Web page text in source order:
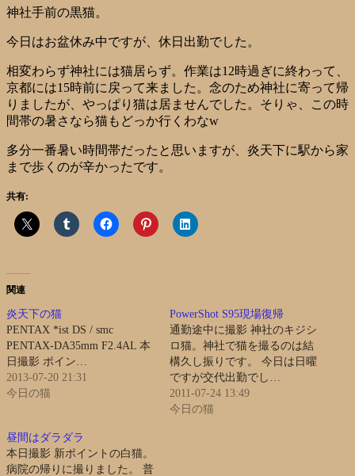
神社手前の黒猫。
今日はお盆休み中ですが、休日出勤でした。
相変わらず神社には猫居らず。作業は12時過ぎに終わって、
京都には15時前に戻って来ました。念のため神社に寄って帰
りましたが、やっぱり猫は居ませんでした。そりゃ、この時
間帯の暑さなら猫もどっか行くわなw
多分一番暑い時間帯だったと思いますが、炎天下に駅から家
まで歩くのが辛かったです。
共有:
関連
炎天下の猫
PENTAX *ist DS / smc
PENTAX-DA35mm F2.4AL 本
日撮影 ポイン…
2013-07-20 21:31
今日の猫
PowerShot S95現場復帰
通勤途中に撮影 神社のキジシ
ロ猫。神社で猫を撮るのは結
構久し振りです。 今日は日曜
ですが交代出勤でし…
2011-07-24 13:49
今日の猫
昼間はダラダラ
本日撮影 新ポイントの白猫。
病院の帰りに撮りました。 普